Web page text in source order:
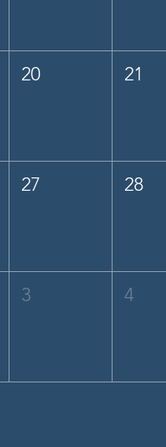
20 21
27 28
3 4